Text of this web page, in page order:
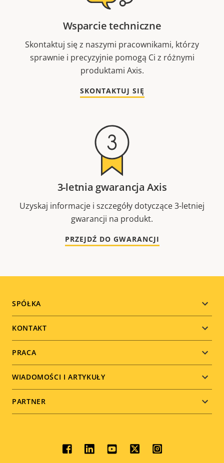
Wsparcie techniczne
Skontaktuj się z naszymi pracownikami, którzy
sprawnie i precyzyjnie pomogą Ci z różnymi
produktami Axis.
SKONTAKTUJ SIĘ
3-letnia gwarancja Axis
Uzyskaj informacje i szczegóły dotyczące 3-letniej
gwarancji na produkt.
PRZEJDŹ DO GWARANCJI
Footer
menu
SPÓŁKA
KONTAKT
PRACA
WIADOMOŚCI I ARTYKUŁY
PARTNER
Social